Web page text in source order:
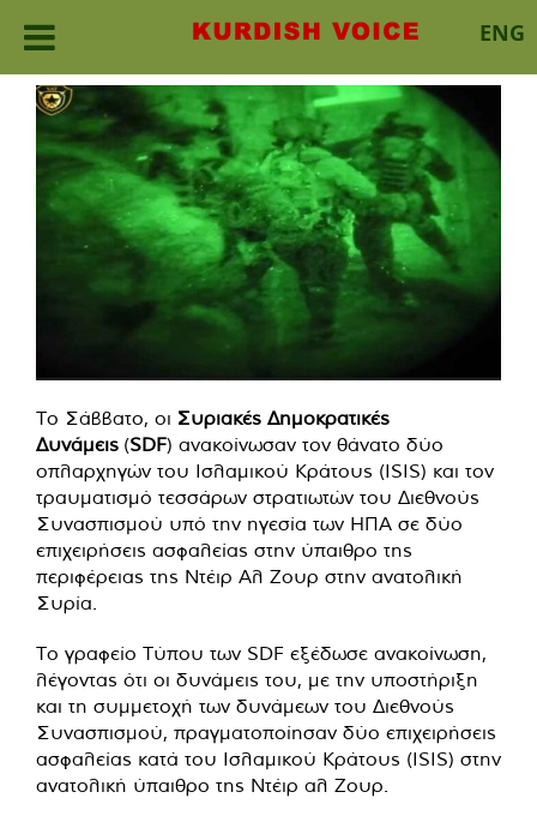
ENG
Skip
content
Το Σάββατο, οι Συριακές Δημοκρατικές
Δυνάμεις (SDF) ανακοίνωσαν τον θάνατο δύο
οπλαρχηγών του Ισλαμικού Κράτους (ISIS) και τον
τραυματισμό τεσσάρων στρατιωτών του Διεθνούς
Συνασπισμού υπό την ηγεσία των ΗΠΑ σε δύο
επιχειρήσεις ασφαλείας στην ύπαιθρο της
περιφέρειας της Ντέιρ Αλ Ζουρ στην ανατολική
Συρία.
Το γραφείο Τύπου των SDF εξέδωσε ανακοίνωση,
λέγοντας ότι οι δυνάμεις του, με την υποστήριξη
και τη συμμετοχή των δυνάμεων του Διεθνούς
Συνασπισμού, πραγματοποίησαν δύο επιχειρήσεις
ασφαλείας κατά του Ισλαμικού Κράτους (ISIS) στην
ανατολική ύπαιθρο της Ντέιρ αλ Ζουρ.